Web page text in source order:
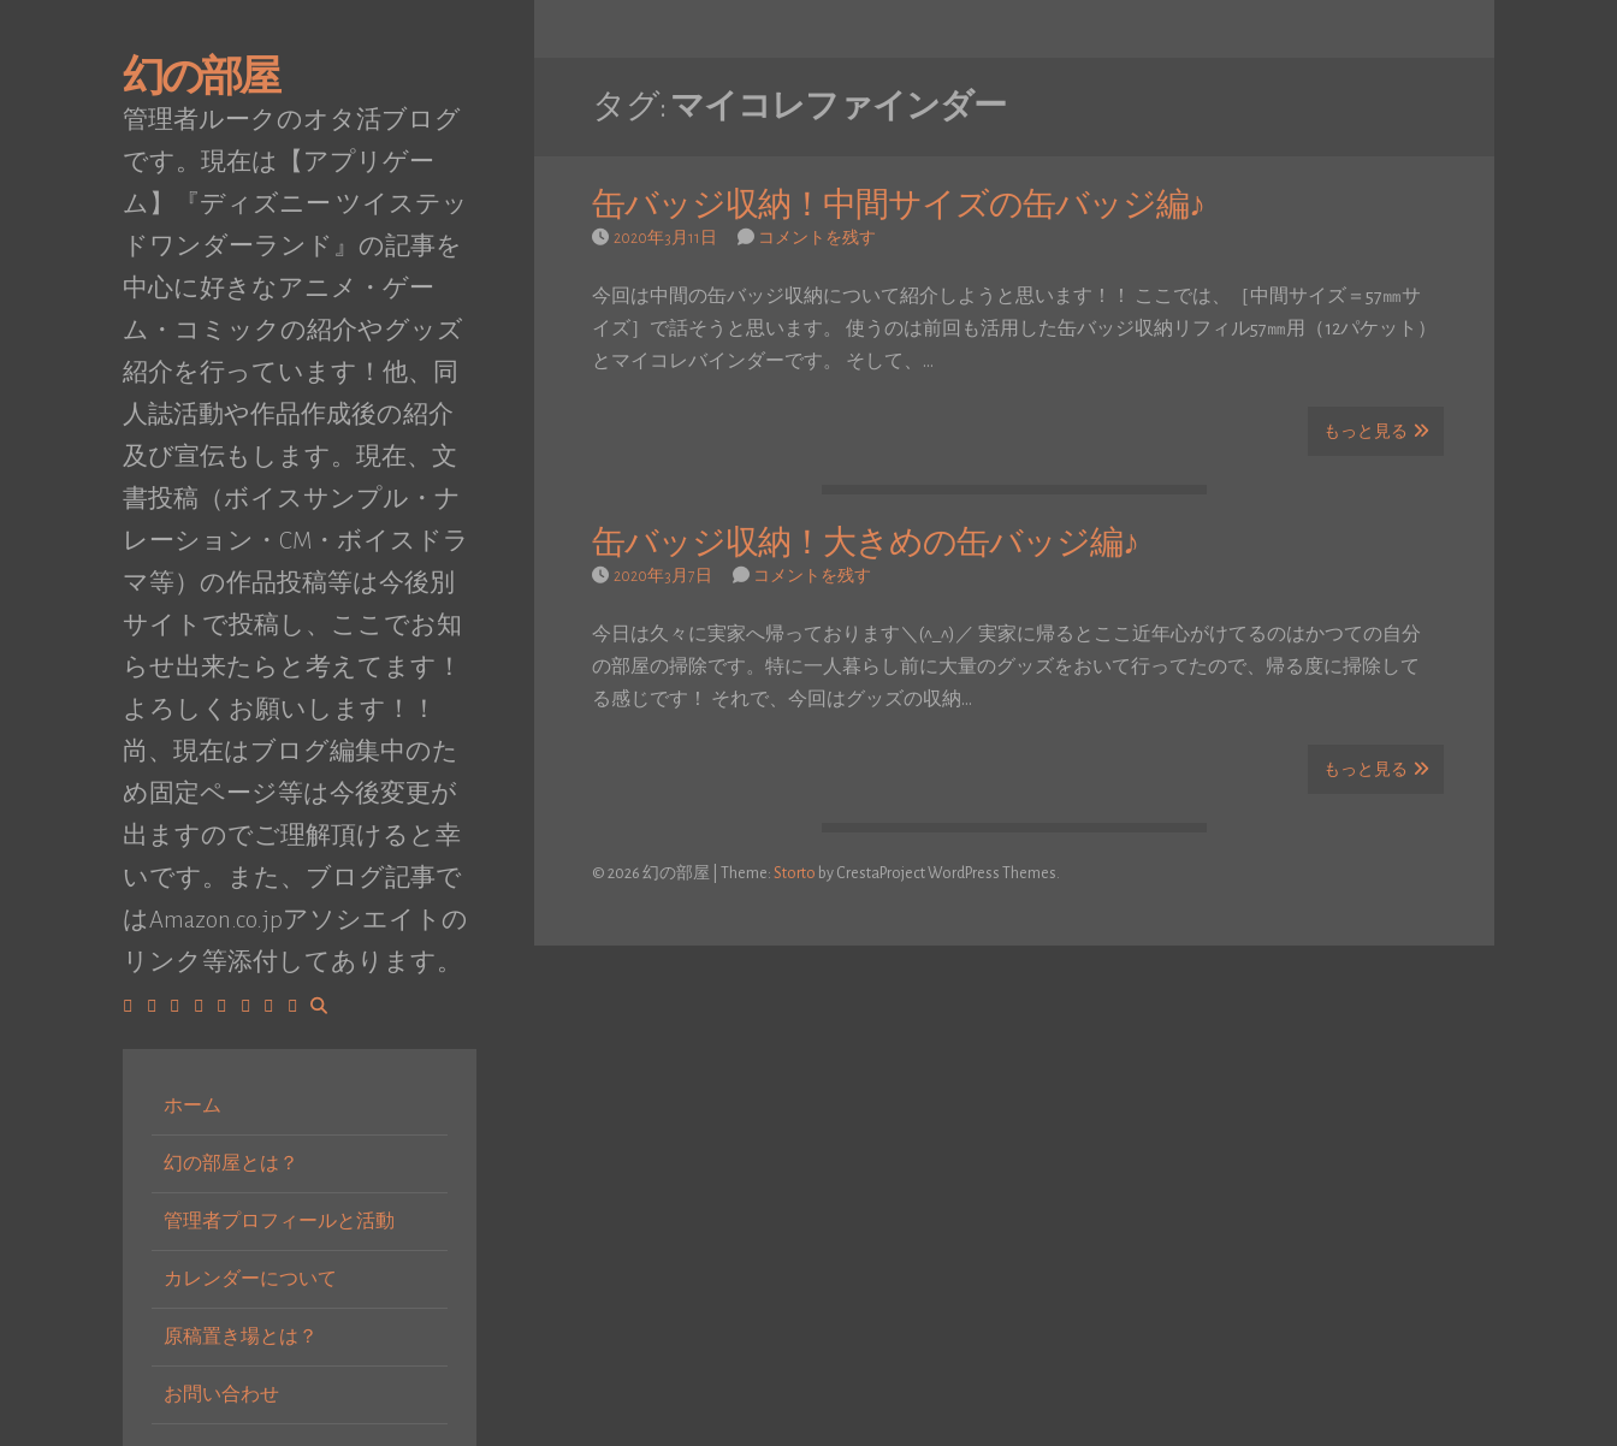
幻の部屋
管理者ルークのオタ活ブログ
です。現在は【アプリゲー
ム】『ディズニー ツイステッ
ドワンダーランド』の記事を
中心に好きなアニメ・ゲー
ム・コミックの紹介やグッズ
紹介を行っています！他、同
人誌活動や作品作成後の紹介
及び宣伝もします。現在、文
書投稿（ボイスサンプル・ナ
レーション・CM・ボイスドラ
マ等）の作品投稿等は今後別
サイトで投稿し、ここでお知
らせ出来たらと考えてます！
よろしくお願いします！！
尚、現在はブログ編集中のた
め固定ページ等は今後変更が
出ますのでご理解頂けると幸
いです。また、ブログ記事で
はAmazon.co.jpアソシエイトの
リンク等添付してあります。
ホーム
幻の部屋とは？
管理者プロフィールと活動
カレンダーについて
原稿置き場とは？
お問い合わせ
タグ: マイコレファインダー
缶バッジ収納！中間サイズの缶バッジ編♪
2020年3月11日 コメントを残す
今回は中間の缶バッジ収納について紹介しようと思います！！ ここでは、［中間サイズ＝57㎜サ
イズ］で話そうと思います。 使うのは前回も活用した缶バッジ収納リフィル57㎜用（12パケット）
とマイコレバインダーです。 そして、…
もっと見る
缶バッジ収納！大きめの缶バッジ編♪
2020年3月7日 コメントを残す
今日は久々に実家へ帰っております＼(^_^)／ 実家に帰るとここ近年心がけてるのはかつての自分
の部屋の掃除です。特に一人暮らし前に大量のグッズをおいて行ってたので、帰る度に掃除して
る感じです！ それで、今回はグッズの収納…
もっと見る
© 2026 幻の部屋 Theme: Storto by CrestaProject WordPress Themes.